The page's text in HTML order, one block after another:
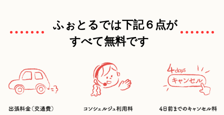
ふぉとるでは下記６点が
すべて無料です